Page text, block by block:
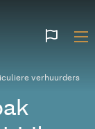
verhuurders